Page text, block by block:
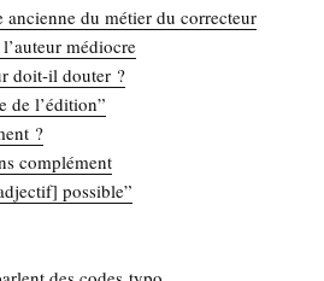
ancienne du métier du correcteur
médiocre
doit-il douter ?
de l’édition”
?
complément
possible”